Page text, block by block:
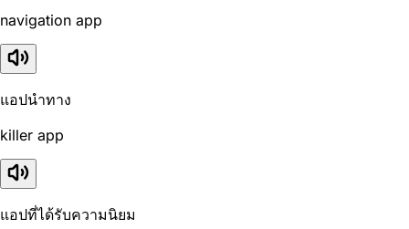
navigation app
แอปนำทาง
killer app
แอปที่ได้รับความนิยม